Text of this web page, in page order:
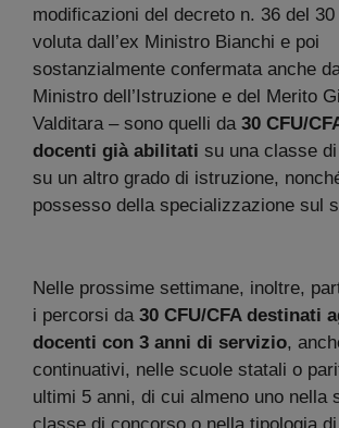
modificazioni del decreto n. 36 del
voluta dall’ex Ministro Bianchi e poi
sostanzialmente confermata anche
Ministro dell’Istruzione e del Merito
Valditara – sono quelli da 30 CFU/
docenti già abilitati su una classe
su un altro grado di istruzione,
possesso della specializzazione sul
Nelle prossime settimane, inoltre,
i percorsi da 30 CFU/CFA destinati
docenti con 3 anni di servizio,
continuativi, nelle scuole statali o
ultimi 5 anni, di cui almeno uno nella
classe di concorso o nella tipologia